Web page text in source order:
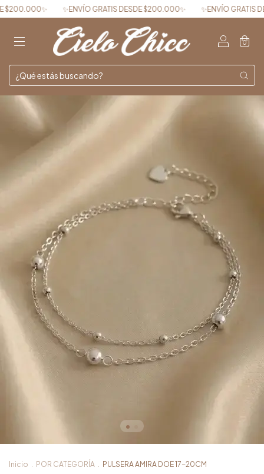
✨ENVÍO GRATIS DESDE $200.000✨ ✨ENVÍO GRATIS DESDE
0
Inicio . POR CATEGORÍA . PULSERA AMIRA DOE 17-20CM